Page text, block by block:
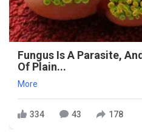
Fungus Is A Parasite,
Of Plain...
More
334 43 178